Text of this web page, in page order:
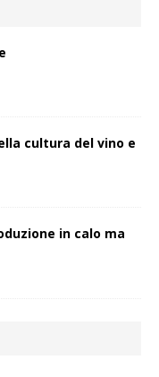
cultura del vino e
in calo ma